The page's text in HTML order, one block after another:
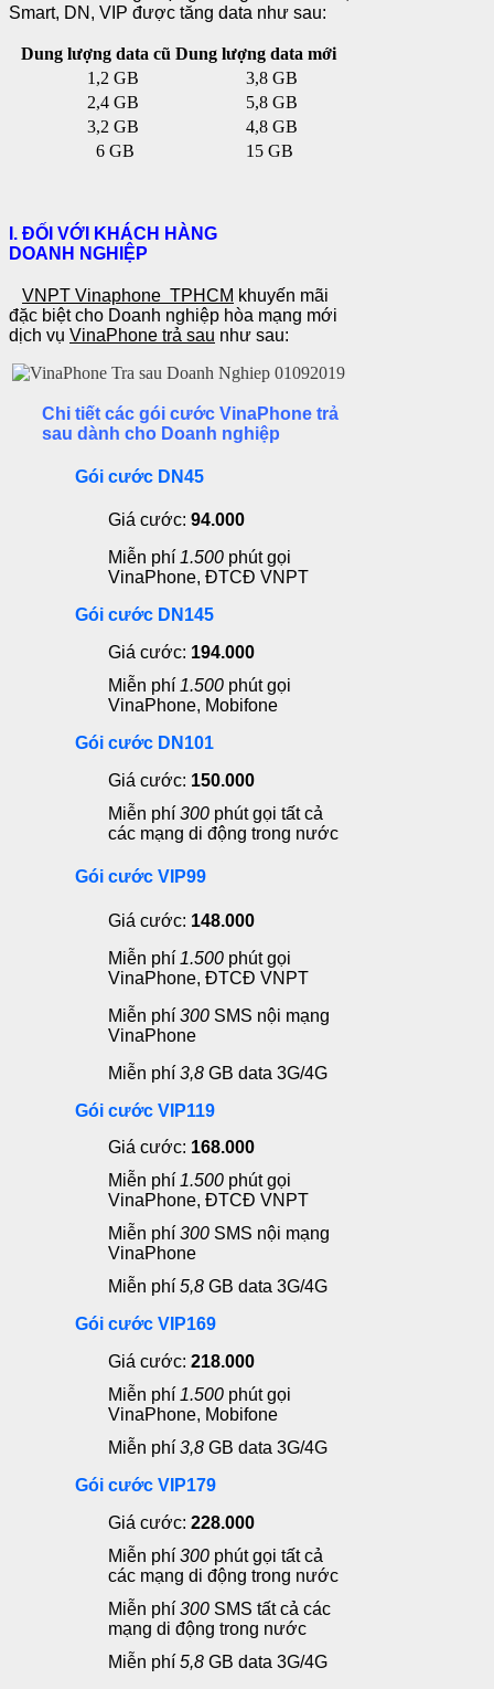
Smart, DN, VIP được tăng data như sau:
Dung lượng data cũ Dung lượng data mới
1,2 GB
3,8 GB
2,4 GB
5,8 GB
3,2 GB
4,8 GB
6 GB
15 GB
I. ĐỐI VỚI KHÁCH HÀNG
DOANH NGHIỆP
VNPT Vinaphone TPHCM khuyến mãi
đặc biệt cho Doanh nghiệp hòa mạng mới
dịch vụ VinaPhone trả sau như sau:
Chi tiết các gói cước VinaPhone trả
sau dành cho Doanh nghiệp
Gói cước DN45
Giá cước: 94.000
Miễn phí 1.500 phút gọi
VinaPhone, ĐTCĐ VNPT
Gói cước DN145
Giá cước: 194.000
Miễn phí 1.500 phút gọi
VinaPhone, Mobifone
Gói cước DN101
Giá cước: 150.000
Miễn phí 300 phút gọi tất cả
các mạng di động trong nước
Gói cước VIP99
Giá cước: 148.000
Miễn phí 1.500 phút gọi
VinaPhone, ĐTCĐ VNPT
Miễn phí 300 SMS nội mạng
VinaPhone
Miễn phí 3,8 GB data 3G/4G
Gói cước VIP119
Giá cước: 168.000
Miễn phí 1.500 phút gọi
VinaPhone, ĐTCĐ VNPT
Miễn phí 300 SMS nội mạng
VinaPhone
Miễn phí 5,8 GB data 3G/4G
Gói cước VIP169
Giá cước: 218.000
Miễn phí 1.500 phút gọi
VinaPhone, Mobifone
Miễn phí 3,8 GB data 3G/4G
Gói cước VIP179
Giá cước: 228.000
Miễn phí 300 phút gọi tất cả
các mạng di động trong nước
Miễn phí 300 SMS tất cả các
mạng di động trong nước
Miễn phí 5,8 GB data 3G/4G